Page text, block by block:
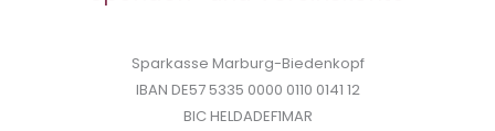
Sparkasse Marburg-Biedenkopf
IBAN DE57 5335 0000 0110 0141 12
BIC HELDADEF1MAR